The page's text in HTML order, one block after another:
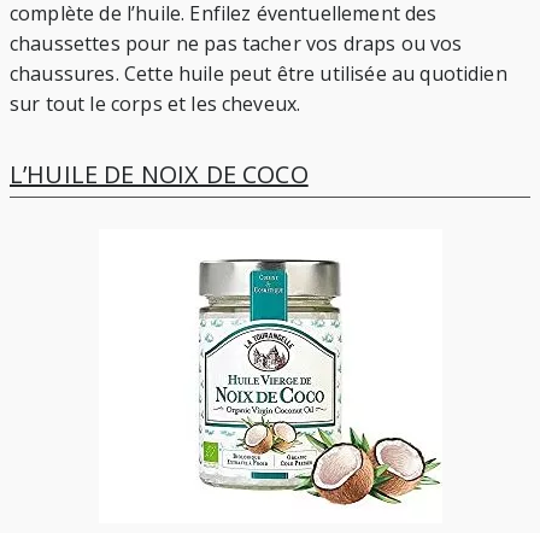
complète de l’huile. Enfilez éventuellement des
chaussettes pour ne pas tacher vos draps ou vos
chaussures. Cette huile peut être utilisée au quotidien
sur tout le corps et les cheveux.
L’HUILE DE NOIX DE COCO